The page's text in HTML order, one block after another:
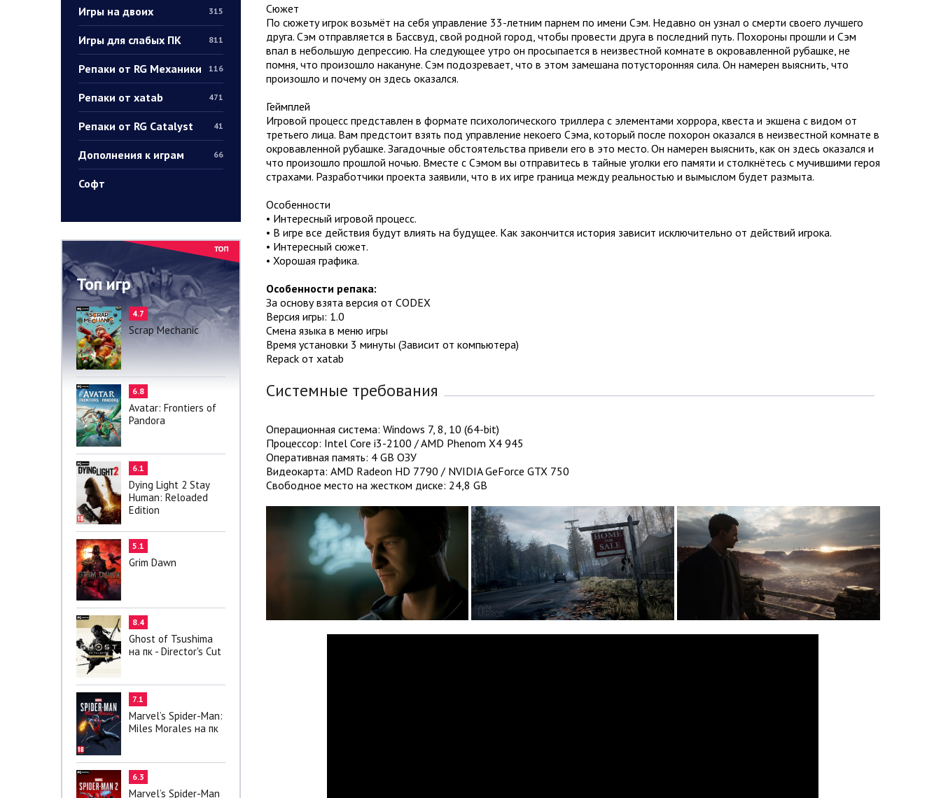
Игры на двоих 315
Игры для слабых ПК 811
Репаки от RG Механики 116
Репаки от xatab 471
Репаки от RG Catalyst 41
Дополнения к играм 66
Софт
Топ игр
4.7
Scrap Mechanic
6.8
Avatar: Frontiers of
Pandora
6.1
Dying Light 2 Stay
Human: Reloaded
Edition
5.1
Grim Dawn
8.4
Ghost of Tsushima
на пк - Director's Cut
7.1
Marvel’s Spider-Man:
Miles Morales на пк
6.3
Marvel’s Spider-Man
Сюжет
По сюжету игрок возьмёт на себя управление 33-летним парнем по имени Сэм. Недавно он узнал о смерти своего лучшего
друга. Сэм отправляется в Бассвуд, свой родной город, чтобы провести друга в последний путь. Похороны прошли и Сэм
впал в небольшую депрессию. На следующее утро он просыпается в неизвестной комнате в окровавленной рубашке, не
помня, что произошло накануне. Сэм подозревает, что в этом замешана потусторонняя сила. Он намерен выяснить, что
произошло и почему он здесь оказался.
Геймплей
Игровой процесс представлен в формате психологического триллера с элементами хоррора, квеста и экшена с видом от
третьего лица. Вам предстоит взять под управление некоего Сэма, который после похорон оказался в неизвестной комнате в
окровавленной рубашке. Загадочные обстоятельства привели его в это место. Он намерен выяснить, как он здесь оказался и
что произошло прошлой ночью. Вместе с Сэмом вы отправитесь в тайные уголки его памяти и столкнётесь с мучившими героя
страхами. Разработчики проекта заявили, что в их игре граница между реальностью и вымыслом будет размыта.
Особенности
• Интересный игровой процесс.
• В игре все действия будут влиять на будущее. Как закончится история зависит исключительно от действий игрока.
• Интересный сюжет.
• Хорошая графика.
Особенности репака:
За основу взята версия от CODEX
Версия игры: 1.0
Смена языка в меню игры
Время установки 3 минуты (Зависит от компьютера)
Repack от xatab
Системные требования
Операционная система: Windows 7, 8, 10 (64-bit)
Процессор: Intel Core i3-2100 / AMD Phenom X4 945
Оперативная память: 4 GB ОЗУ
Видеокарта: AMD Radeon HD 7790 / NVIDIA GeForce GTX 750
Свободное место на жестком диске: 24,8 GB